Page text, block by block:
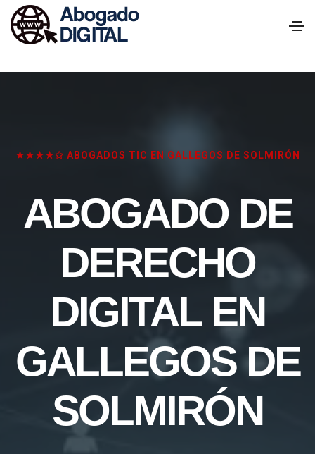
★★★★✩ ABOGADOS TIC EN GALLEGOS DE SOLMIRÓN
ABOGADO DE
DERECHO
DIGITAL EN
GALLEGOS DE
SOLMIRÓN